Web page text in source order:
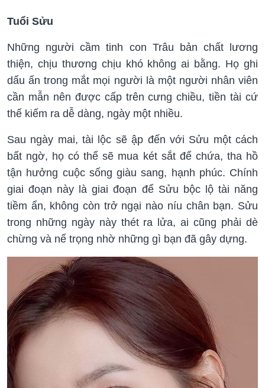
Tuổi Sửu
Những người cầm tinh con Trâu bản chất lương
thiện, chịu thương chịu khó không ai bằng. Họ ghi
dấu ấn trong mắt mọi người là một người nhân viên
cần mẫn nên được cấp trên cưng chiều, tiền tài cứ
thế kiếm ra dễ dàng, ngày một nhiều.
Sau ngày mai, tài lộc sẽ ập đến với Sửu một cách
bất ngờ, họ có thể sẽ mua két sắt để chứa, tha hồ
tận hưởng cuộc sống giàu sang, hạnh phúc. Chính
giai đoạn này là giai đoạn để Sửu bộc lộ tài năng
tiềm ẩn, không còn trở ngại nào níu chân bạn. Sửu
trong những ngày này thét ra lửa, ai cũng phải dè
chừng và nể trọng nhờ những gì bạn đã gây dựng.